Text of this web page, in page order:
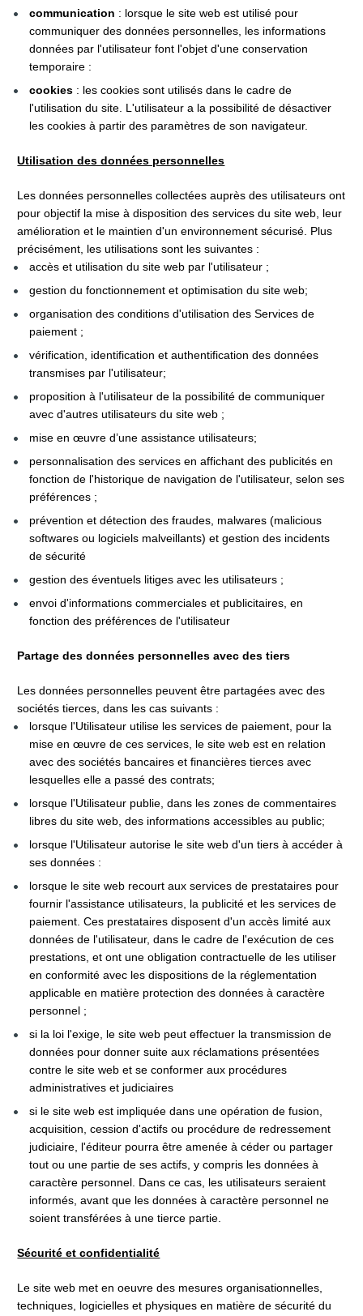
communication : lorsque le site web est utilisé pour
communiquer des données personnelles, les informations
données par l'utilisateur font l'objet d'une conservation
temporaire :
cookies : les cookies sont utilisés dans le cadre de
l'utilisation du site. L'utilisateur a la possibilité de désactiver
les cookies à partir des paramètres de son navigateur.
Utilisation des données personnelles
Les données personnelles collectées auprès des utilisateurs ont
pour objectif la mise à disposition des services du site web, leur
amélioration et le maintien d'un environnement sécurisé. Plus
précisément, les utilisations sont les suivantes :
accès et utilisation du site web par l'utilisateur ;
gestion du fonctionnement et optimisation du site web;
organisation des conditions d'utilisation des Services de
paiement ;
vérification, identification et authentification des données
transmises par l'utilisateur;
proposition à l'utilisateur de la possibilité de communiquer
avec d'autres utilisateurs du site web ;
mise en œuvre d’une assistance utilisateurs;
personnalisation des services en affichant des publicités en
fonction de l'historique de navigation de l'utilisateur, selon ses
préférences ;
prévention et détection des fraudes, malwares (malicious
softwares ou logiciels malveillants) et gestion des incidents
de sécurité
gestion des éventuels litiges avec les utilisateurs ;
envoi d'informations commerciales et publicitaires, en
fonction des préférences de l'utilisateur
Partage des données personnelles avec des tiers
Les données personnelles peuvent être partagées avec des
sociétés tierces, dans les cas suivants :
lorsque l'Utilisateur utilise les services de paiement, pour la
mise en œuvre de ces services, le site web est en relation
avec des sociétés bancaires et financières tierces avec
lesquelles elle a passé des contrats;
lorsque l'Utilisateur publie, dans les zones de commentaires
libres du site web, des informations accessibles au public;
lorsque l'Utilisateur autorise le site web d'un tiers à accéder à
ses données :
lorsque le site web recourt aux services de prestataires pour
fournir l'assistance utilisateurs, la publicité et les services de
paiement. Ces prestataires disposent d'un accès limité aux
données de l'utilisateur, dans le cadre de l'exécution de ces
prestations, et ont une obligation contractuelle de les utiliser
en conformité avec les dispositions de la réglementation
applicable en matière protection des données à caractère
personnel ;
si la loi l'exige, le site web peut effectuer la transmission de
données pour donner suite aux réclamations présentées
contre le site web et se conformer aux procédures
administratives et judiciaires
si le site web est impliquée dans une opération de fusion,
acquisition, cession d'actifs ou procédure de redressement
judiciaire, l'éditeur pourra être amenée à céder ou partager
tout ou une partie de ses actifs, y compris les données à
caractère personnel. Dans ce cas, les utilisateurs seraient
informés, avant que les données à caractère personnel ne
soient transférées à une tierce partie.
Sécurité et confidentialité
Le site web met en oeuvre des mesures organisationnelles,
techniques, logicielles et physiques en matière de sécurité du